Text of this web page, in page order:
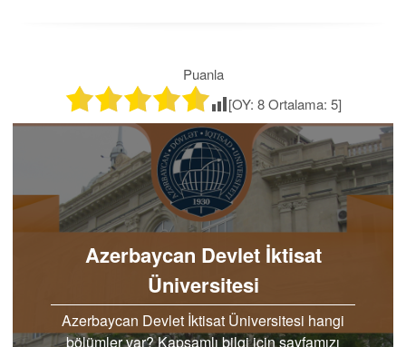
Puanla
[OY:8Ortalama:5]
Azerbaycan Devlet İktisat
Üniversitesi
Azerbaycan Devlet İktisat Üniversitesi hangi